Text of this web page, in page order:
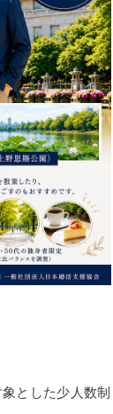
とした少人数制